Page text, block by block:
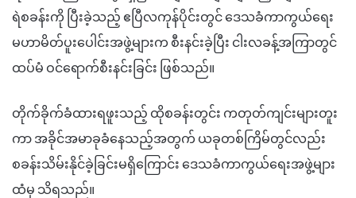
ရဲစခန်းကို ပြီးခဲ့သည့် ဧပြီလကုန်ပိုင်းတွင် ဒေသခံကာကွယ်ရေး
မဟာမိတ်ပူးပေါင်းအဖွဲ့များက စီးနင်းခဲ့ပြီး ငါးလခန့်အကြာတွင်
ထပ်မံ ဝင်ရောက်စီးနင်းခြင်း ဖြစ်သည်။
တိုက်ခိုက်ခံထားရဖူးသည့် ထိုစခန်းတွင်း ကတုတ်ကျင်းများတူး
ကာ အခိုင်အမာခုခံနေသည့်အတွက် ယခုတစ်ကြိမ်တွင်လည်း
စခန်းသိမ်းနိုင်ခဲ့ခြင်းမရှိကြောင်း ဒေသခံကာကွယ်ရေးအဖွဲ့များ
ထံမှ သိရသည်။